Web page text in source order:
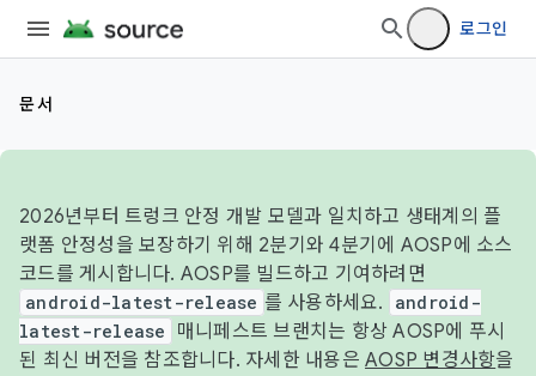
로그인
문서
2026년부터 트렁크 안정 개발 모델과 일치하고 생태계의 플
랫폼 안정성을 보장하기 위해 2분기와 4분기에 AOSP에 소스
코드를 게시합니다. AOSP를 빌드하고 기여하려면
android-latest-release 를 사용하세요.
android-
latest-release
매니페스트 브랜치는 항상 AOSP에 푸시
된 최신 버전을 참조합니다. 자세한 내용은 AOSP 변경사항을